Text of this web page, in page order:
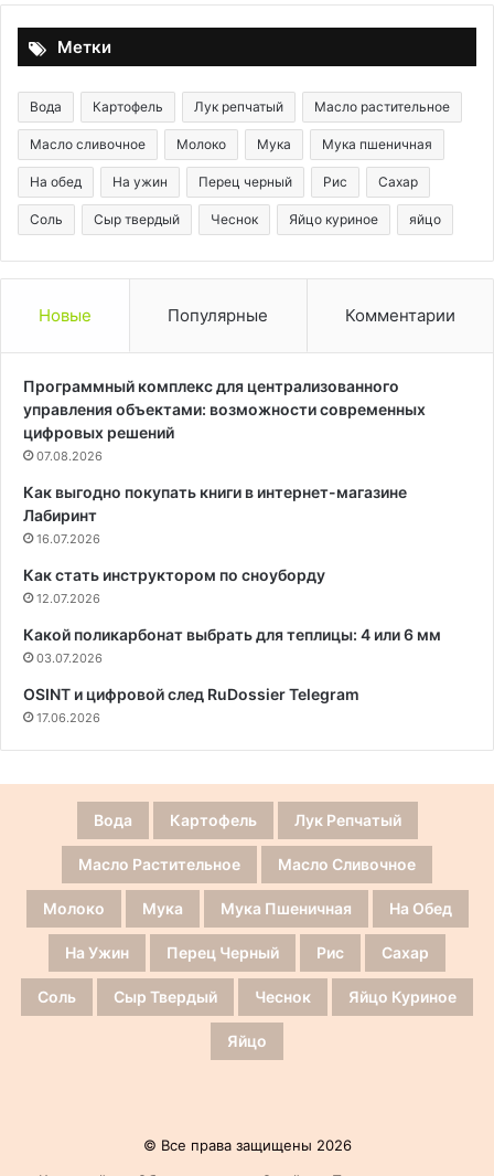
Метки
Вода Картофель Лук репчатый Масло растительное
Масло сливочное Молоко Мука Мука пшеничная
На обед На ужин Перец черный Рис Сахар
Соль Сыр твердый Чеснок Яйцо куриное яйцо
Новые Популярные Комментарии
Программный комплекс для централизованного
управления объектами: возможности современных
цифровых решений
07.08.2026
Как выгодно покупать книги в интернет-магазине
Лабиринт
16.07.2026
Как стать инструктором по сноуборду
12.07.2026
Какой поликарбонат выбрать для теплицы: 4 или 6 мм
03.07.2026
OSINT и цифровой след RuDossier Telegram
17.06.2026
Вода Картофель Лук Репчатый
Масло Растительное Масло Сливочное
Молоко Мука Мука Пшеничная На Обед
На Ужин Перец Черный Рис Сахар
Соль Сыр Твердый Чеснок Яйцо Куриное
Яйцо
© Все права защищены 2026